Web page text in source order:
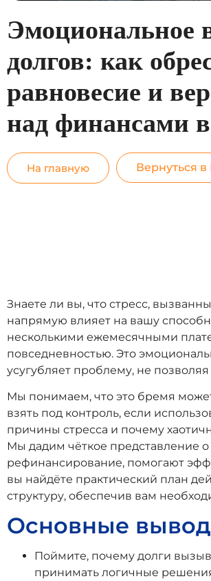
Эмоциональное
долгов: как
равновесие и
над финансами в
На главную Вернуться в
Знаете ли вы, что стресс,
напрямую влияет на вашу
несколькими ежемесячными
повседневностью. Это
усугубляет проблему, не
Мы понимаем, что это бремя
взять под контроль, если
причины стресса и почему
Мы дадим чёткое представление
рефинансирование, помогают
вы найдёте практический план
структуру, обеспечив вам
Основные
Поймите, почему долги
принимать логичные